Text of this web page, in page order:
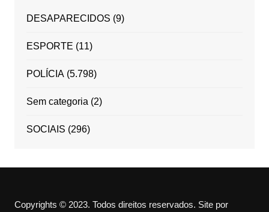
DESAPARECIDOS (9)
ESPORTE (11)
POLÍCIA(5.798)
Sem categoria (2)
SOCIAIS (296)
Copyrights © 2023. Todos direitos reservados. Site por